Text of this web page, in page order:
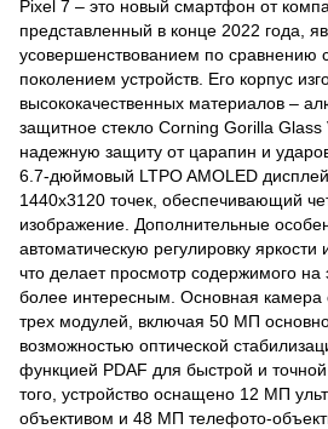
Pixel 7 – это новый смартфон от
представленный в конце 2022 года,
усовершенствованием по сравнению
поколением устройств. Его корпус
высококачественных материалов –
защитное стекло Corning Gorilla Glass
надежную защиту от царапин и
6.7-дюймовый LTPO AMOLED
1440х3120 точек, обеспечивающий
изображение. Дополнительные
автоматическую регулировку яркости
что делает просмотр содержимого на
более интересным. Основная камера
трех модулей, включая 50 МП
возможностью оптической
функцией PDAF для быстрой и
того, устройство оснащено 12 МП
объективом и 48 МП телефото-